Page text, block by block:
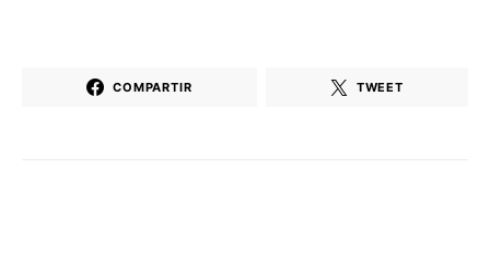
COMPARTIR TWEET